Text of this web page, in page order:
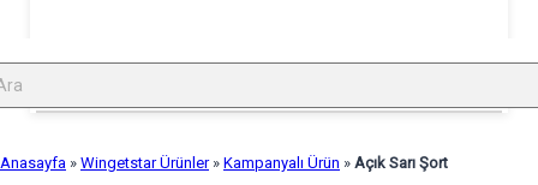
Anasayfa » Wingetstar Ürünler» Kampanyalı Ürün » Açık Sarı Şort